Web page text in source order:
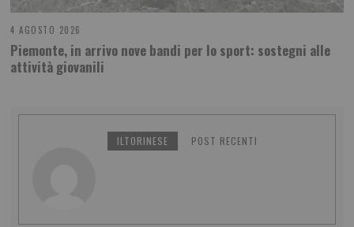
4 AGOSTO 2026
Piemonte, in arrivo nove bandi per lo sport: sostegni alle
attività giovanili
ILTORINESE POST RECENTI